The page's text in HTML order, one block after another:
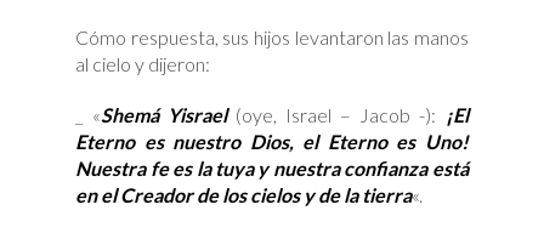
Cómo respuesta, sus hijos levantaron las manos
al cielo y dijeron:
_ «Shemá Yisrael(oye, Israel – Jacob -): ¡El
Eterno es nuestro Dios, el Eterno es Uno!
Nuestra fe es la tuya y nuestra confianza está
en el Creador de los cielos y de la tierra«.